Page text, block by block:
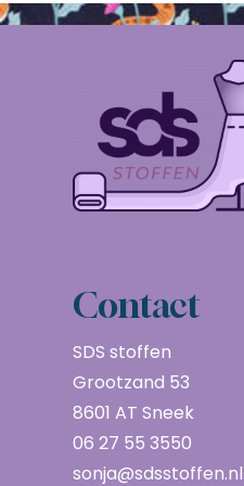
Contact
SDS stoffen
Grootzand 53
8601 AT Sneek
06 27 55 3550
sonja@sdsstoffen.nl